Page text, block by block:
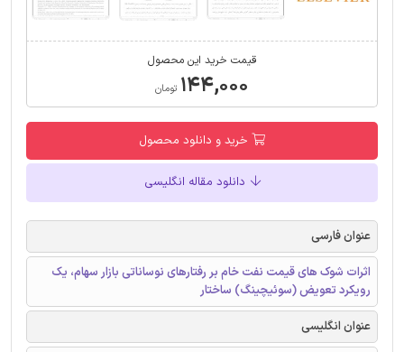
قیمت خرید این محصول
۱۴۴,۰۰۰ تومان
خرید و دانلود محصول
دانلود مقاله انگلیسی
عنوان فارسی
اثرات شوک های قیمت نفت خام بر رفتارهای نوساناتی بازار سهام، یک
رویکرد تعویض (سوئیچینگ) ساختار
عنوان انگلیسی